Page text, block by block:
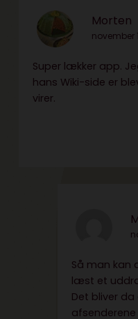
Morten
november
Super lækker app.
hans Wiki-side er
virer.
Så man kan
læst et
Det bliver